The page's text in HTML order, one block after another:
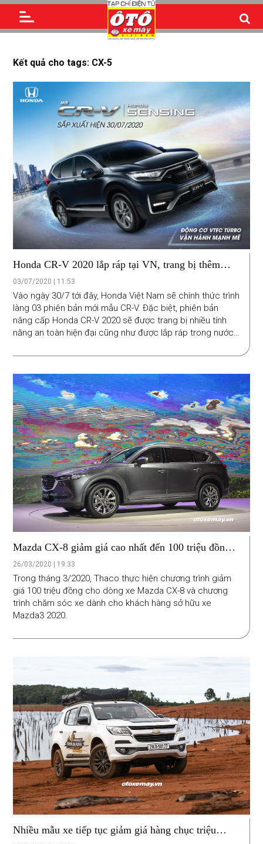
Kết quả cho tags: CX-5
Honda CR-V 2020 lắp ráp tại VN, trang bị thêm
công nghệ an toàn
03/07/2020 | 11:53
Vào ngày 30/7 tới đây, Honda Việt Nam sẽ chính thức trình
làng 03 phiên bản mới mẫu CR-V. Đặc biệt, phiên bản
nâng cấp Honda CR-V 2020 sẽ được trang bị nhiều tính
năng an toàn hiện đại cũng như được lắp ráp trong nước
Mazda CX-8 giảm giá cao nhất đến 100 triệu đồng
trong tháng 3
26/03/2020 | 19:33
Trong tháng 3/2020, Thaco thực hiện chương trình giảm
giá 100 triệu đồng cho dòng xe Mazda CX-8 và chương
trình chăm sóc xe dành cho khách hàng sở hữu xe
Mazda3 2020.
Nhiều mẫu xe tiếp tục giảm giá hàng chục triệu